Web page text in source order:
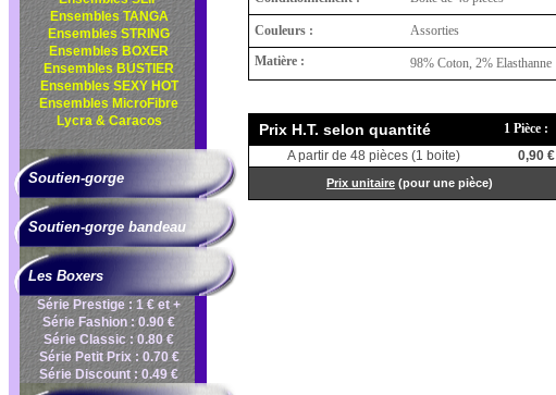
Ensembles TANGA
Ensembles STRING
Ensembles BOXER
Ensembles BUSTIER
Ensembles SEXY HOT
Ensembles MicroFibre
Lycra & Caracos
Soutien-gorge
Soutien-gorge bandeau
Les Boxers
Série Prestige : 1 € et +
Série Fashion : 0.90 €
Série Classic : 0.80 €
Série Petit Prix : 0.70 €
Série Discount : 0.49 €
Couleurs :
Assorties
Matière :
98% Coton, 2% Elasthanne
Prix H.T. selon quantité
1 Pièce :
A partir de 48 pièces (1 boite)
0,90 €
Prix unitaire (pour une pièce)